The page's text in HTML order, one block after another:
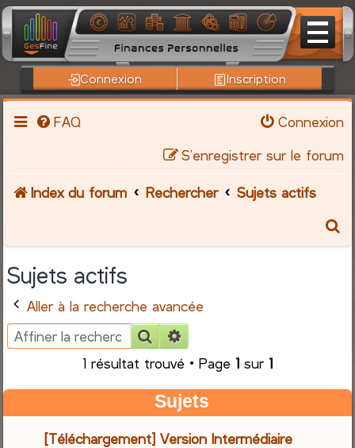
Connexion Inscription
FAQ
Connexion
S’enregistrer sur le forum
Index du forum Rechercher
Sujets actifs
r
c
Sujets actifs
Aller à la recherche avancée
Rechercher
1 résultat trouvé • Page 1 sur 1
Sujets
[Téléchargement] Version Intermédiaire